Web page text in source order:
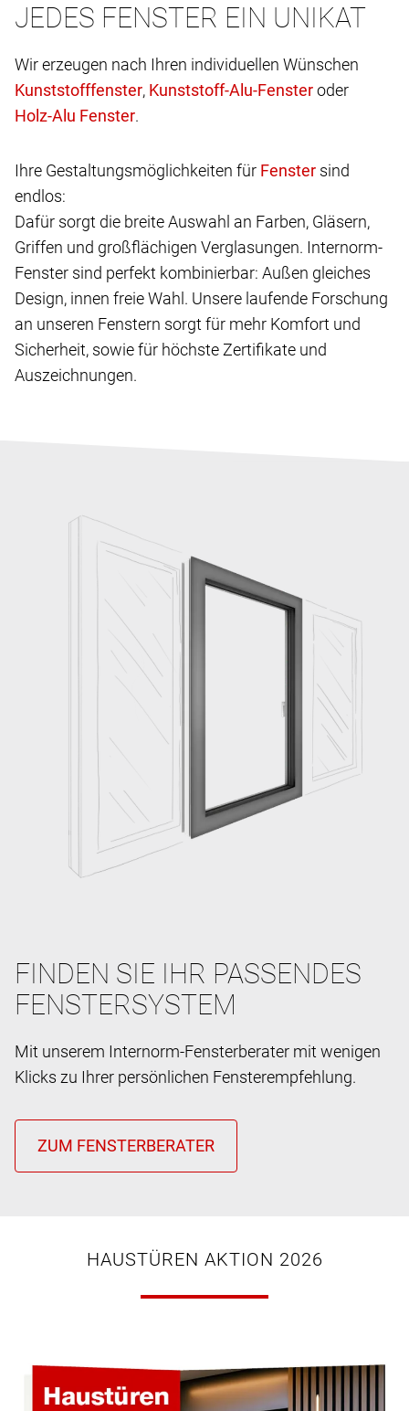
JEDES FENSTER EIN UNIKAT
Wir erzeugen nach Ihren individuellen Wünschen
,
oder
.
Ihre Gestaltungsmöglichkeiten für
sind
endlos:
Dafür sorgt die breite Auswahl an Farben, Gläsern,
Griffen und großflächigen Verglasungen. Internorm-
Fenster sind perfekt kombinierbar: Außen gleiches
Design, innen freie Wahl. Unsere laufende Forschung
an unseren Fenstern sorgt für mehr Komfort und
Sicherheit, sowie für höchste Zertifikate und
Auszeichnungen.
FINDEN SIE IHR PASSENDES
FENSTERSYSTEM
Mit unserem Internorm-Fensterberater mit wenigen
Klicks zu Ihrer persönlichen Fensterempfehlung.
HAUSTÜREN AKTION 2026